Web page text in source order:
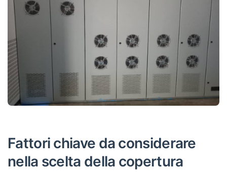
Fattori chiave da considerare
nella scelta della copertura